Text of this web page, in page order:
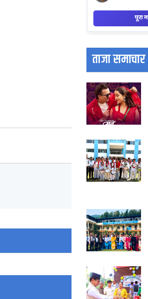
ताजा समाचार